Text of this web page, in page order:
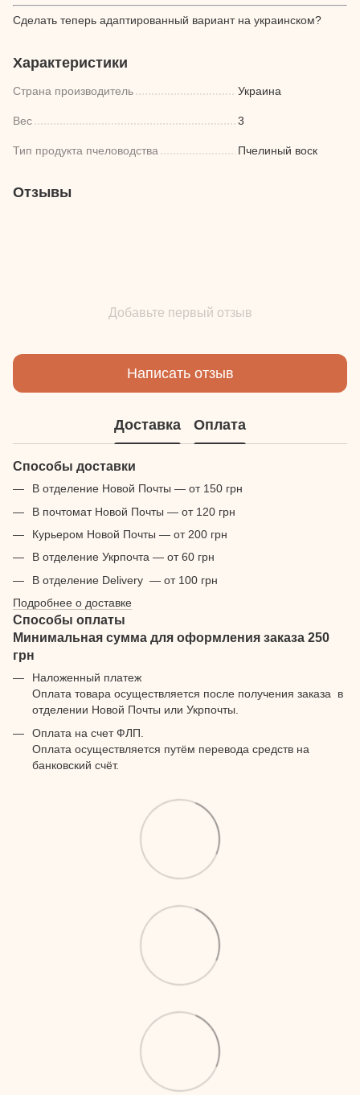
Сделать теперь адаптированный вариант на украинском?
Характеристики
Страна производитель Украина
Вес 3
Тип продукта пчеловодства Пчелиный воск
Отзывы
Добавьте первый отзыв
Написать отзыв
Доставка Оплата
Способы доставки
В отделение Новой Почты — от 150 грн
В почтомат Новой Почты — от 120 грн
Курьером Новой Почты — от 200 грн
В отделение Укрпочта — от 60 грн
В отделение Delivery — от 100 грн
Подробнее о доставке
Способы оплаты
Минимальная сумма для оформления заказа 250
грн
Наложенный платеж
Оплата товара осуществляется после получения заказа в
отделении Новой Почты или Укрпочты.
Оплата на счет ФЛП.
Оплата осуществляется путём перевода средств на
банковский счёт.